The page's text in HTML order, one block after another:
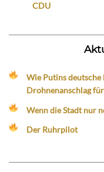
CDU
Wie Putins deutsche
Drohnenanschlag
Wenn die Stadt nur
Der Ruhrpilot